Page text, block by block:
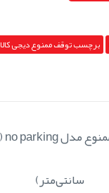
برچسب توقف ممنوع دیجی کالا
سانتی‌متر)